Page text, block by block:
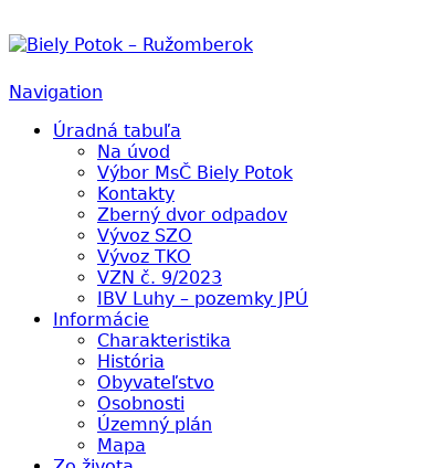
Navigation
Úradná tabuľa
Na úvod
Výbor MsČ Biely Potok
Kontakty
Zberný dvor odpadov
Vývoz SZO
Vývoz TKO
VZN č. 9/2023
IBV Luhy – pozemky JPÚ
Informácie
Charakteristika
História
Obyvateľstvo
Osobnosti
Územný plán
Mapa